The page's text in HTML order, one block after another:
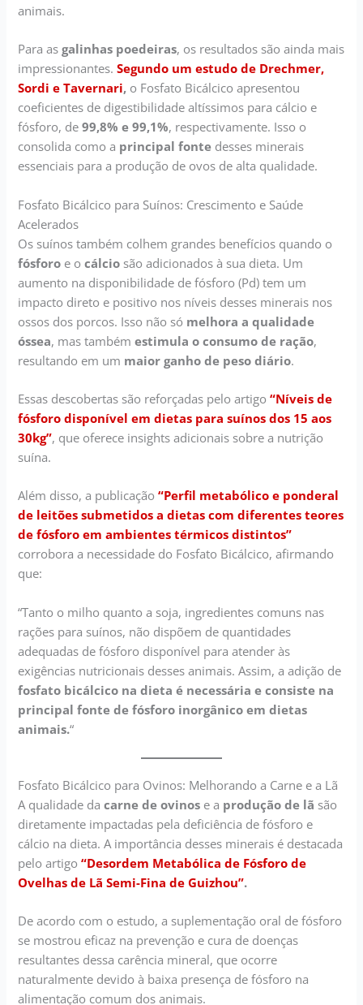
animais.
Para asgalinhas poedeiras, os resultados são ainda mais
impressionantes. Segundo um estudo de Drechmer,
Sordi e Tavernari, o Fosfato Bicálcico apresentou
coeficientes de digestibilidade altíssimos para cálcio e
fósforo, de99,8% e 99,1%, respectivamente. Isso o
consolida como a principal fonte desses minerais
essenciais para a produção de ovos de alta qualidade.
Fosfato Bicálcico para Suínos: Crescimento e Saúde
Acelerados
Os suínos também colhem grandes benefícios quando o
fósforo e ocálcio são adicionados à sua dieta. Um
aumento na disponibilidade de fósforo (Pd) tem um
impacto direto e positivo nos níveis desses minerais nos
ossos dos porcos. Isso não só melhora a qualidade
óssea, mas tambémestimula o consumo de ração,
resultando em um maior ganho de peso diário.
Essas descobertas são reforçadas pelo artigo“Níveis de
fósforo disponível em dietas para suínos dos 15 aos
30kg”, que oferece insights adicionais sobre a nutrição
suína.
Além disso, a publicação“Perfil metabólico e ponderal
de leitões submetidos a dietas com diferentes teores
de fósforo em ambientes térmicos distintos”
corrobora a necessidade do Fosfato Bicálcico, afirmando
que:
“Tanto o milho quanto a soja, ingredientes comuns nas
rações para suínos, não dispõem de quantidades
adequadas de fósforo disponível para atender às
exigências nutricionais desses animais. Assim, a adição de
fosfato bicálcico na dieta é necessária e consiste na
principal fonte de fósforo inorgânico em dietas
animais.“
Fosfato Bicálcico para Ovinos: Melhorando a Carne e a Lã
A qualidade dacarne de ovinos e a produção de lã são
diretamente impactadas pela deficiência de fósforo e
cálcio na dieta. A importância desses minerais é destacada
pelo artigo“Desordem Metabólica de Fósforo de
Ovelhas de Lã Semi-Fina de Guizhou”.
De acordo com o estudo, a suplementação oral de fósforo
se mostrou eficaz na prevenção e cura de doenças
resultantes dessa carência mineral, que ocorre
naturalmente devido à baixa presença de fósforo na
alimentação comum dos animais.